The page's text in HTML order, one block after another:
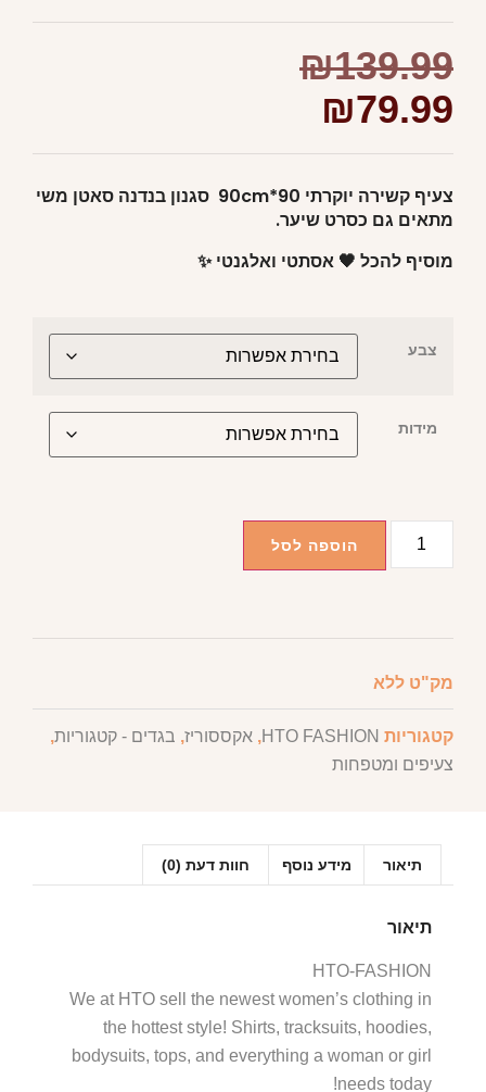
₪139.99
₪79.99
צעיף קשירה יוקרתי 90*90cm סגנון בנדנה סאטן משי
מתאים גם כסרט שיער.
מוסיף להכל 🖤 אסתטי ואלגנטי ✨
צבע
מידות
הוספה לסל
מק"ט ללא
קטגוריות HTO FASHION
, אקססוריז, בגדים - קטגוריות,
צעיפים ומטפחות
תיאור מידע נוסף חוות דעת (0)
תיאור
HTO-FASHION
We at HTO sell the newest women’s clothing in
the hottest style! Shirts, tracksuits, hoodies,
bodysuits, tops, and everything a woman or girl
needs today!